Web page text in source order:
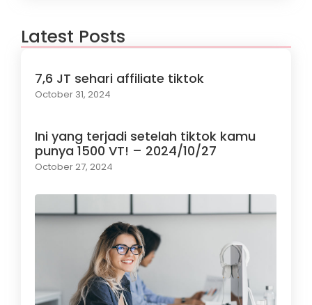
Latest Posts
7,6 JT sehari affiliate tiktok
October 31, 2024
Ini yang terjadi setelah tiktok kamu
punya 1500 VT! – 2024/10/27
October 27, 2024